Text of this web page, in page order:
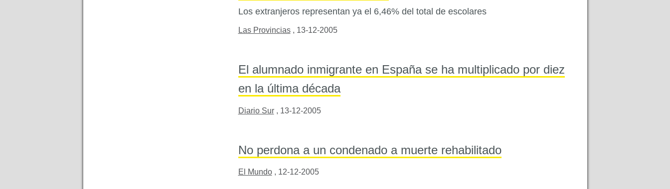
Los extranjeros representan ya el 6,46% del total de escolares
Las Provincias , 13-12-2005
El alumnado inmigrante en España se ha multiplicado por diez
en la última década
Diario Sur , 13-12-2005
No perdona a un condenado a muerte rehabilitado
El Mundo , 12-12-2005